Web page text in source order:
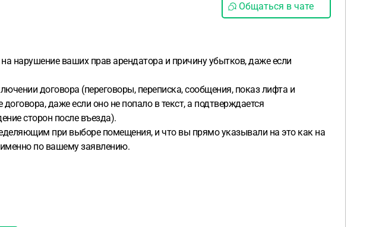
Общаться в чате
нарушение ваших прав арендатора и причину убытков, даже если
договора (переговоры, переписка, сообщения, показ лифта и
даже если оно не попало в текст, а подтверждается
сторон после въезда).
при выборе помещения, и что вы прямо указывали на это как на
именно по вашему заявлению.